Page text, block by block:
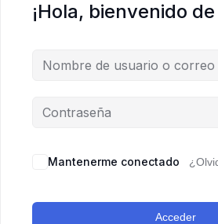
¡Hola, bienvenido
Mantenerme conectado
Acceder